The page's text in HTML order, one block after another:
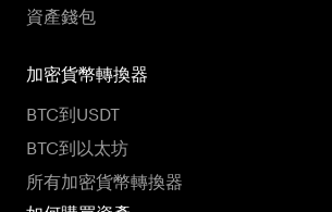
資產錢包
加密貨幣轉換器
BTC到USDT
BTC到以太坊
所有加密貨幣轉換器